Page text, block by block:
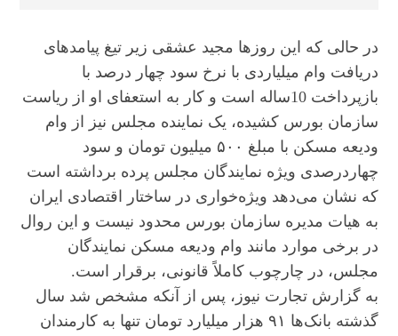
در حالی که این روزها مجید عشقی زیر تیغ پیامدهای
دریافت وام میلیاردی با نرخ سود چهار درصد با
بازپرداخت 10ساله است و کار به استعفای او از ریاست
سازمان بورس کشیده، یک نماینده مجلس نیز از وام
ودیعه مسکن با مبلغ ۵۰۰ میلیون تومان و سود
چهاردرصدی ویژه نمایندگان مجلس پرده برداشته است
که نشان می‌دهد ویژه‌خواری در ساختار اقتصادی ایران
به هیات مدیره سازمان بورس محدود نیست و این روال
در برخی موارد مانند وام ودیعه مسکن نمایندگان
مجلس، در چارچوب کاملاً قانونی، برقرار است.
به گزارش تجارت نیوز، پس از آنکه مشخص شد سال
گذشته بانک‌ها ۹۱ هزار میلیارد تومان تنها به کارمندان